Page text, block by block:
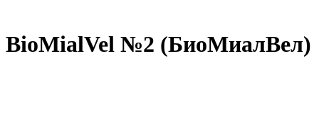
BioMialVel №2 (БиоМиалВел)